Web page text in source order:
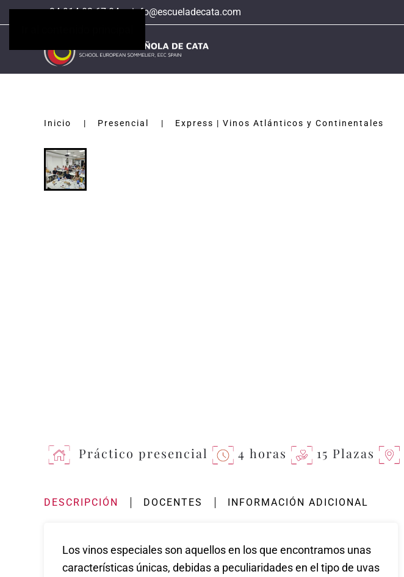
+34 914 02 67 04 info@escueladecata.com
Inicio Presencial Express | Vinos Atlánticos y Continentales
Práctico presencial 4 horas 15 Plazas
DESCRIPCIÓN DOCENTES INFORMACIÓN ADICIONAL
Los vinos especiales son aquellos en los que encontramos unas
características únicas, debidas a peculiaridades en el tipo de uvas